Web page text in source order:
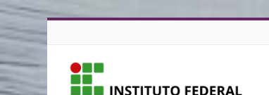
Ir para o conteúdo principal